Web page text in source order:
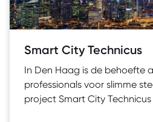
Smart City Technicus
In Den Haag is de behoefte
professionals voor slimme
project Smart City